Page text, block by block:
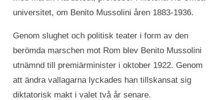
universitet, om Benito Mussolini åren 1883-1936.
Genom slughet och politisk teater i form av den
berömda marschen mot Rom blev Benito Mussolini
utnämnd till premiärminister i oktober 1922. Genom
att ändra vallagarna lyckades han tillskansat sig
diktatorisk makt i valet två år senare.